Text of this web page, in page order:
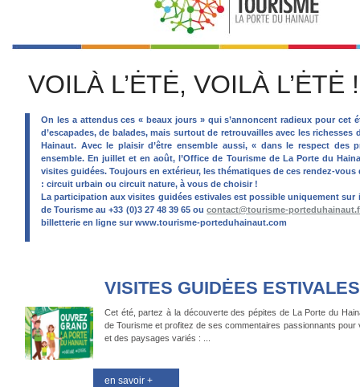
VOILÀ L’ĖTĖ, VOILÀ L’ĖTĖ
On les a attendus ces « beaux jours » qui s’annoncent radieux pour cet
d’escapades, de balades, mais surtout de retrouvailles avec les richesses
Hainaut. Avec le plaisir d’être ensemble aussi, « dans le respect des
ensemble. En juillet et en août, l’Office de Tourisme de La Porte du
visites guidées. Toujours en extérieur, les thématiques de ces rendez-vous
: circuit urbain ou circuit nature, à vous de choisir !
La participation aux visites guidées estivales est possible uniquement sur
de Tourisme au +33 (0)3 27 48 39 65 oucontact@tourisme-
billetterie en ligne sur www.tourisme-porteduhainaut.com
VISITES GUIDĖES ESTIVALES
Cet été, partez à la découverte des pépites de La Porte du
de Tourisme et profitez de ses commentaires passionnants
et des paysages variés : ...
en savoir +